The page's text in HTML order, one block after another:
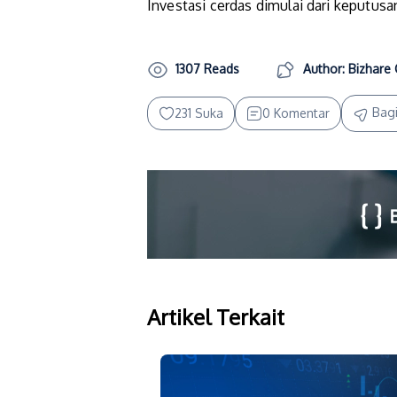
Investasi cerdas dimulai dari
1307 Reads Author: Bizhare
231 Suka 0 Komentar
Artikel Terkait